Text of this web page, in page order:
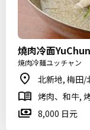
燒肉冷面YuChun
焼肉冷麺ユッチャン
北新地, 梅田/
烤肉、和牛,
8,000 日元